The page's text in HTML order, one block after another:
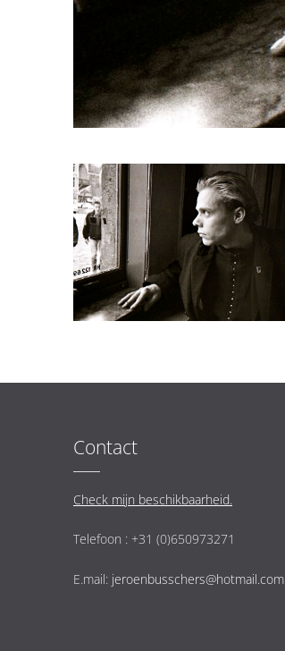
Contact
Check mijn beschikbaarheid.
Telefoon : +31 (0)650973271
E.mail: jeroenbusschers@hotmail.com